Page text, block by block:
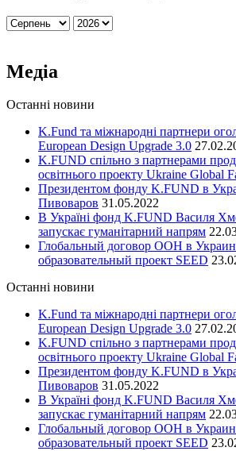
Медіа
Останні новини
K.Fund та міжнародні партнери
European Design Upgrade 3.0
K.FUND спільно з партнерами
освітнього проекту Ukraine Global
Президентом фонду K.FUND в
Пивоваров 31.05.2022
В Україні фонд K.FUND Василя
запускає гуманітарний напрям
Глобальный договор ООН в
образовательный проект SEED
Останні новини
K.Fund та міжнародні партнери
European Design Upgrade 3.0
K.FUND спільно з партнерами
освітнього проекту Ukraine Global
Президентом фонду K.FUND в
Пивоваров 31.05.2022
В Україні фонд K.FUND Василя
запускає гуманітарний напрям
Глобальный договор ООН в
образовательный проект SEED